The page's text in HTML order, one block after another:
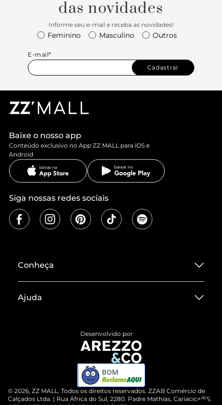
das novidades
Informe seu e-mail e receba as novidades!
Feminino Masculino Outros
E-mail*
Cadastrar
Baixe o nosso app
Conteúdo exclusivo no App ZZ MALL para iOS e
Android
Siga nossas redes sociais
Conheça
Termos de Uso
Cartão Presente
Ajuda
Compre pelo WhatsApp
© 2026, ZZ MALL. Todos os direitos reservados. ZZAB Comércio de
Calçados Ltda. | Rua África do Sul, 2280. Padre Mathias, Cariacica/ES.
Desenvolvido por
BOM